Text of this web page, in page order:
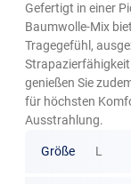
Gefertigt in einer
Baumwolle-Mix
Tragegefühl,
genießen Sie
für höchsten
Ausstrahlung.
Größe L